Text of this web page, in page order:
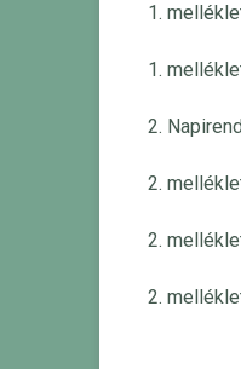
1.
1.
2.
2.
2.
2.